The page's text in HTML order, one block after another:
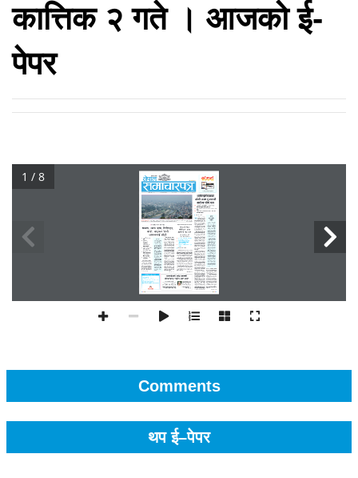
कात्तिक २ गते । आजको ई-
पेपर
1 / 8
Comments
थप ई–पेपर